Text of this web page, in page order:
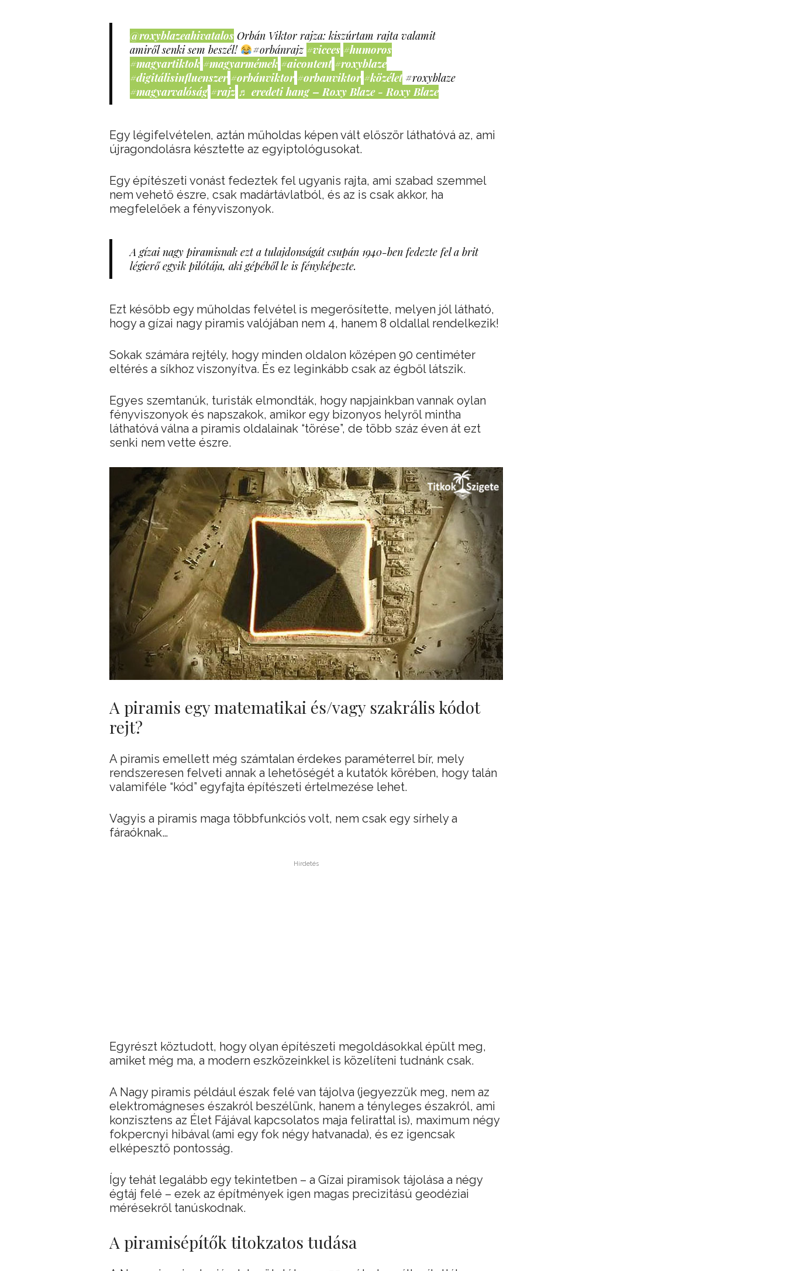
@roxyblazeahivatalos Orbán Viktor rajza: kiszúrtam rajta valamit
amiről senki sem beszél!
#orbánrajz #vicces #humoros
#magyartiktok #magyarmémek #aicontent #roxyblaze
#digitálisinfluenszer #orbánviktor #orbanviktor #közélet #roxyblaze
#magyarvalóság #rajz ♬ eredeti hang – Roxy Blaze - Roxy Blaze
Egy légifelvételen, aztán műholdas képen vált először láthatóvá az, ami
újragondolásra késztette az egyiptológusokat.
Egy építészeti vonást fedeztek fel ugyanis rajta, ami szabad szemmel
nem vehető észre, csak madártávlatból, és az is csak akkor, ha
megfelelőek a fényviszonyok.
A gízai nagy piramisnak ezt a tulajdonságát csupán 1940-ben fedezte fel a brit
légierő egyik pilótája, aki gépéből le is fényképezte.
Ezt később egy műholdas felvétel is megerősítette, melyen jól látható,
hogy a gízai nagy piramis valójában nem 4, hanem 8 oldallal rendelkezik!
Sokak számára rejtély, hogy minden oldalon középen 90 centiméter
eltérés a síkhoz viszonyítva. És ez leginkább csak az égből látszik.
Egyes szemtanúk, turisták elmondták, hogy napjainkban vannak oylan
fényviszonyok és napszakok, amikor egy bizonyos helyről mintha
láthatóvá válna a piramis oldalainak “törése”, de több száz éven át ezt
senki nem vette észre.
A piramis egy matematikai és/vagy szakrális kódot
rejt?
A piramis emellett még számtalan érdekes paraméterrel bír, mely
rendszeresen felveti annak a lehetőségét a kutatók körében, hogy talán
valamiféle “kód” egyfajta építészeti értelmezése lehet.
Vagyis a piramis maga többfunkciós volt, nem csak egy sírhely a
fáraóknak…
Hirdetés
Egyrészt köztudott, hogy olyan építészeti megoldásokkal épült meg,
amiket még ma, a modern eszközeinkkel is közelíteni tudnánk csak.
A Nagy piramis például észak felé van tájolva (jegyezzük meg, nem az
elektromágneses északról beszélünk, hanem a tényleges északról, ami
konzisztens az Élet Fájával kapcsolatos maja felirattal is), maximum négy
fokpercnyi hibával (ami egy fok négy hatvanada), és ez igencsak
elképesztő pontosság.
Így tehát legalább egy tekintetben – a Gízai piramisok tájolása a négy
égtáj felé – ezek az építmények igen magas precizitású geodéziai
mérésekről tanúskodnak.
A piramisépítők titokzatos tudása